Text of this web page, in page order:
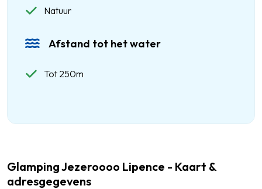
Natuur
Afstand tot het water
Tot 250m
Glamping Jezeroooo Lipence - Kaart &
adresgegevens